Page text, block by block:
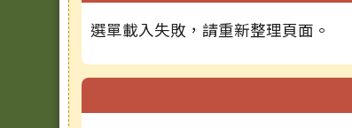
選單載入失敗，請重新整理頁面。